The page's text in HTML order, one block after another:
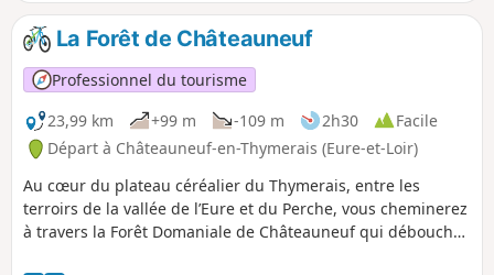
La Forêt de Châteauneuf
Professionnel du tourisme
23,99 km
+99 m -109 m 2h30
Facile
Départ à Châteauneuf-en-Thymerais (Eure-et-Loir)
Au cœur du plateau céréalier du Thymerais, entre les
terroirs de la vallée de l’Eure et du Perche, vous cheminerez
à travers la Forêt Domaniale de Châteauneuf qui débouche